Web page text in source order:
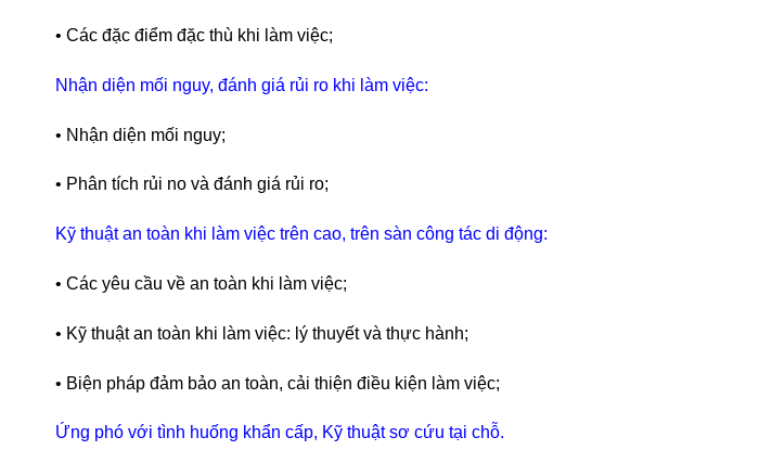
• Các đặc điểm đặc thù khi làm việc;
Nhận diện mối nguy, đánh giá rủi ro khi làm việc:
• Nhận diện mối nguy;
• Phân tích rủi no và đánh giá rủi ro;
Kỹ thuật an toàn khi làm việc trên cao, trên sàn công tác di động:
• Các yêu cầu về an toàn khi làm việc;
• Kỹ thuật an toàn khi làm việc: lý thuyết và thực hành;
• Biện pháp đảm bảo an toàn, cải thiện điều kiện làm việc;
Ứng phó với tình huống khẩn cấp, Kỹ thuật sơ cứu tại chỗ.